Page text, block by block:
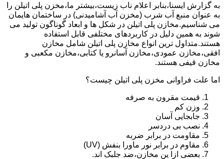
به گزارش ایسنا،بنابر اعلام ناب زیست،بیشتر ما،مخزن پلی اتیلن را
به عنوان منبع آب شرب (مخزن آب آشامیدنی) در ساختمان هایمان
می شناسیم.مخازن پلی اتیلن در شکل ها و ابعاد گوناگون تولید می
شوند به همین دلیل در کاربردهای مختلفی قابل استفاده
هستند.متداول ترین انواع مخازن پلی اتیلن شامل مخازن
افقی،مخازن عمودی،مخازن آسانرو یا کتابی،مخازن مکعبی و
مخازن قیفی هستند.
اما علت فراوانی مخزن پلی اتیلن چیست؟
قیمت مقرون به صرفه
وزن کم
جابجایی آسان
نصب بی دردسر
مقاومت در برابر ضربه
مقاوم در برابر نور ماورا بنفش (UV)
بعضی ازا ین مخازن،ضد جلبک اند.